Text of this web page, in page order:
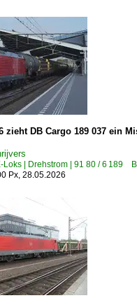
zieht DB Cargo 189 037 ein
Loks | Drehstrom | 91 80 / 6 189
Px, 28.05.2026